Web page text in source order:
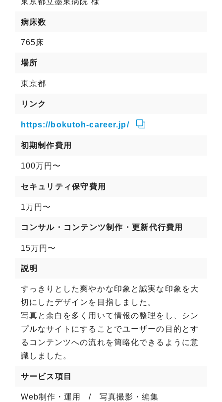
病床数
765床
場所
東京都
リンク
https://bokutoh-career.jp/
初期制作費用
100万円〜
セキュリティ保守費用
1万円〜
コンサル・コンテンツ制作・更新代行費用
15万円〜
説明
すっきりとした爽やかな印象と誠実な印象を大
切にしたデザインを目指しました。
写真と余白を多く用いて情報の整理をし、シン
プルなサイトにすることでユーザーの目的とす
るコンテンツへの流れを簡略化できるように意
識しました。
サービス項目
Web制作・運用 写真撮影・編集